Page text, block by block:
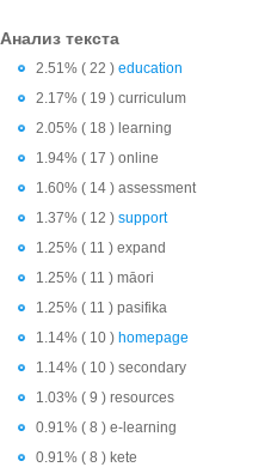
Анализ текста
2.51% ( 22 ) education
2.17% ( 19 ) curriculum
2.05% ( 18 ) learning
1.94% ( 17 ) online
1.60% ( 14 ) assessment
1.37% ( 12 ) support
1.25% ( 11 ) expand
1.25% ( 11 ) māori
1.25% ( 11 ) pasifika
1.14% ( 10 ) homepage
1.14% ( 10 ) secondary
1.03% ( 9 ) resources
0.91% ( 8 ) e-learning
0.91% ( 8 ) kete